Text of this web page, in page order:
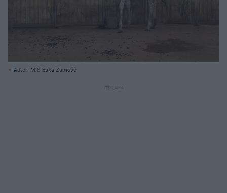
Autor: M.S Eska Zamość